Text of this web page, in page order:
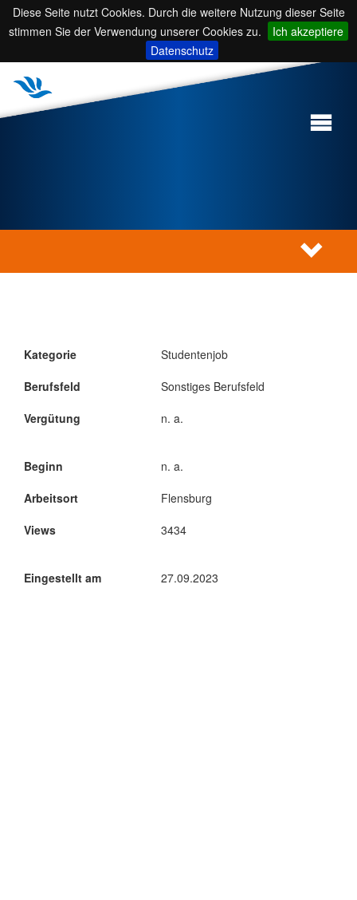
Diese Seite nutzt Cookies. Durch die weitere Nutzung dieser Seite
stimmen Sie der Verwendung unserer Cookies zu.
Ich akzeptiere
Datenschutz
Kategorie
Berufsfeld
Vergütung
Studentenjob
Sonstiges Berufsfeld
n. a.
Beginn
Arbeitsort
Views
n. a.
Flensburg
3434
Eingestellt am 27.09.2023